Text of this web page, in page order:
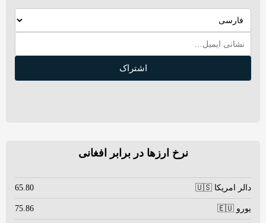
اشتراک
نرخ ارزها در برابر افغانی
دالر امریکا 🇺🇸 65.80
یورو 🇪🇺 75.86